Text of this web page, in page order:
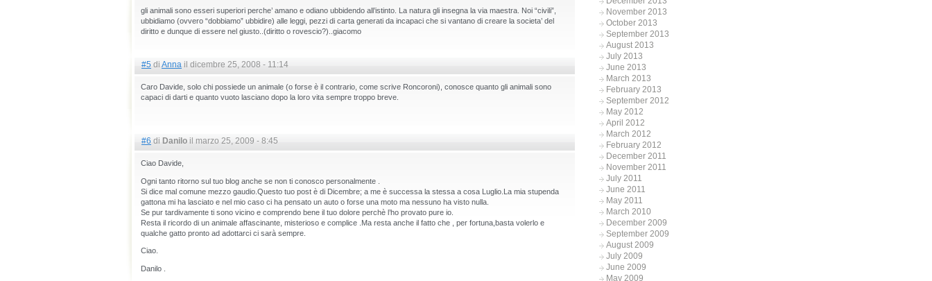
gli animali sono esseri superiori perche’ amano e odiano ubbidendo all’istinto. La natura gli insegna la via maestra. Noi “civili”,
ubbidiamo (ovvero “dobbiamo” ubbidire) alle leggi, pezzi di carta generati da incapaci che si vantano di creare la societa’ del
diritto e dunque di essere nel giusto..(diritto o rovescio?)..giacomo
#5 di Anna il dicembre 25, 2008 - 11:14
Caro Davide, solo chi possiede un animale (o forse è il contrario, come scrive Roncoroni), conosce quanto gli animali sono
capaci di darti e quanto vuoto lasciano dopo la loro vita sempre troppo breve.
#6 di Danilo il marzo 25, 2009 - 8:45
Ciao Davide,
Ogni tanto ritorno sul tuo blog anche se non ti conosco personalmente .
Si dice mal comune mezzo gaudio.Questo tuo post è di Dicembre; a me è successa la stessa a cosa Luglio.La mia stupenda
gattona mi ha lasciato e nel mio caso ci ha pensato un auto o forse una moto ma nessuno ha visto nulla.
Se pur tardivamente ti sono vicino e comprendo bene il tuo dolore perchè l’ho provato pure io.
Resta il ricordo di un animale affascinante, misterioso e complice .Ma resta anche il fatto che , per fortuna,basta volerlo e
qualche gatto pronto ad adottarci ci sarà sempre.
Ciao.
Danilo .
November 2013
October 2013
September 2013
August 2013
July 2013
June 2013
March 2013
February 2013
September 2012
May 2012
April 2012
March 2012
February 2012
December 2011
November 2011
July 2011
June 2011
May 2011
March 2010
December 2009
September 2009
August 2009
July 2009
June 2009
May 2009